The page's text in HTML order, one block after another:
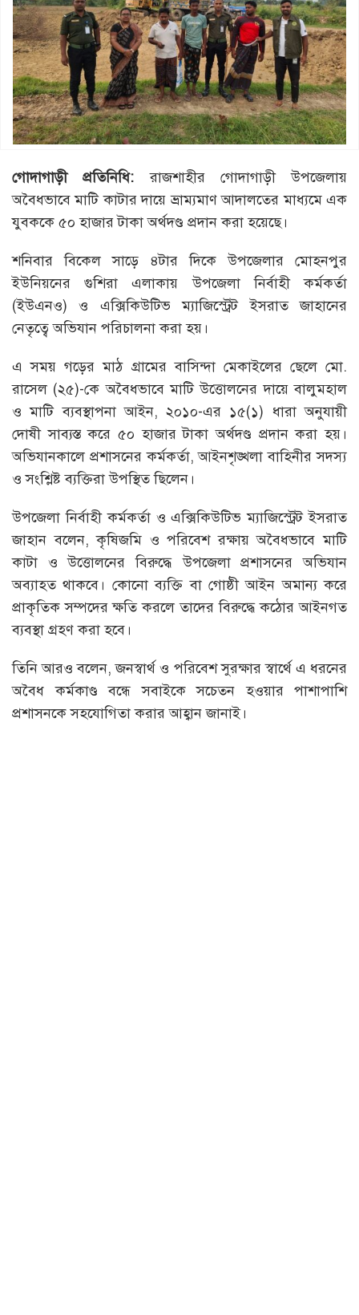
গোদাগাড়ী প্রতিনিধি: রাজশাহীর গোদাগাড়ী উপজেলায়
অবৈধভাবে মাটি কাটার দায়ে ভ্রাম্যমাণ আদালতের মাধ্যমে এক
যুবককে ৫০ হাজার টাকা অর্থদণ্ড প্রদান করা হয়েছে।
শনিবার বিকেল সাড়ে ৪টার দিকে উপজেলার মোহনপুর
ইউনিয়নের গুশিরা এলাকায় উপজেলা নির্বাহী কর্মকর্তা
(ইউএনও) ও এক্সিকিউটিভ ম্যাজিস্ট্রেট ইসরাত জাহানের
নেতৃত্বে অভিযান পরিচালনা করা হয়।
এ সময় গড়ের মাঠ গ্রামের বাসিন্দা মেকাইলের ছেলে মো.
রাসেল (২৫)-কে অবৈধভাবে মাটি উত্তোলনের দায়ে বালুমহাল
ও মাটি ব্যবস্থাপনা আইন, ২০১০-এর ১৫(১) ধারা অনুযায়ী
দোষী সাব্যস্ত করে ৫০ হাজার টাকা অর্থদণ্ড প্রদান করা হয়।
অভিযানকালে প্রশাসনের কর্মকর্তা, আইনশৃঙ্খলা বাহিনীর সদস্য
ও সংশ্লিষ্ট ব্যক্তিরা উপস্থিত ছিলেন।
উপজেলা নির্বাহী কর্মকর্তা ও এক্সিকিউটিভ ম্যাজিস্ট্রেট ইসরাত
জাহান বলেন, কৃষিজমি ও পরিবেশ রক্ষায় অবৈধভাবে মাটি
কাটা ও উত্তোলনের বিরুদ্ধে উপজেলা প্রশাসনের অভিযান
অব্যাহত থাকবে। কোনো ব্যক্তি বা গোষ্ঠী আইন অমান্য করে
প্রাকৃতিক সম্পদের ক্ষতি করলে তাদের বিরুদ্ধে কঠোর আইনগত
ব্যবস্থা গ্রহণ করা হবে।
তিনি আরও বলেন, জনস্বার্থ ও পরিবেশ সুরক্ষার স্বার্থে এ ধরনের
অবৈধ কর্মকাণ্ড বন্ধে সবাইকে সচেতন হওয়ার পাশাপাশি
প্রশাসনকে সহযোগিতা করার আহ্বান জানাই।